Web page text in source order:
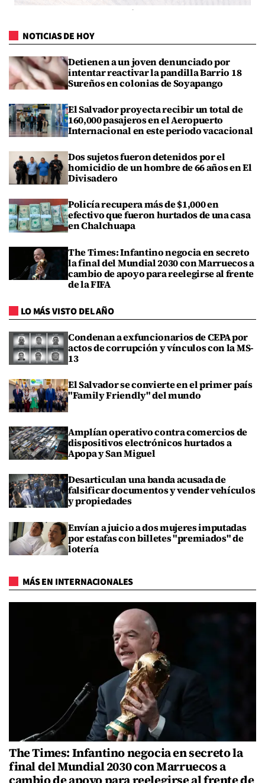
NOTICIAS DE HOY
Detienen a un joven denunciado por
intentar reactivar la pandilla Barrio 18
Sureños en colonias de Soyapango
El Salvador proyecta recibir un total de
160,000 pasajeros en el Aeropuerto
Internacional en este periodo vacacional
Dos sujetos fueron detenidos por el
homicidio de un hombre de 66 años en El
Divisadero
Policía recupera más de $1,000 en
efectivo que fueron hurtados de una casa
en Chalchuapa
The Times: Infantino negocia en secreto
la final del Mundial 2030 con Marruecos a
cambio de apoyo para reelegirse al frente
de la FIFA
LO MÁS VISTO DEL AÑO
Condenan a exfuncionarios de CEPA por
actos de corrupción y vínculos con la MS-
13
El Salvador se convierte en el primer país
"Family Friendly" del mundo
Amplían operativo contra comercios de
dispositivos electrónicos hurtados a
Apopa y San Miguel
Desarticulan una banda acusada de
falsificar documentos y vender vehículos
y propiedades
Envían a juicio a dos mujeres imputadas
por estafas con billetes "premiados" de
lotería
MÁS EN INTERNACIONALES
The Times: Infantino negocia en secreto la
final del Mundial 2030 con Marruecos a